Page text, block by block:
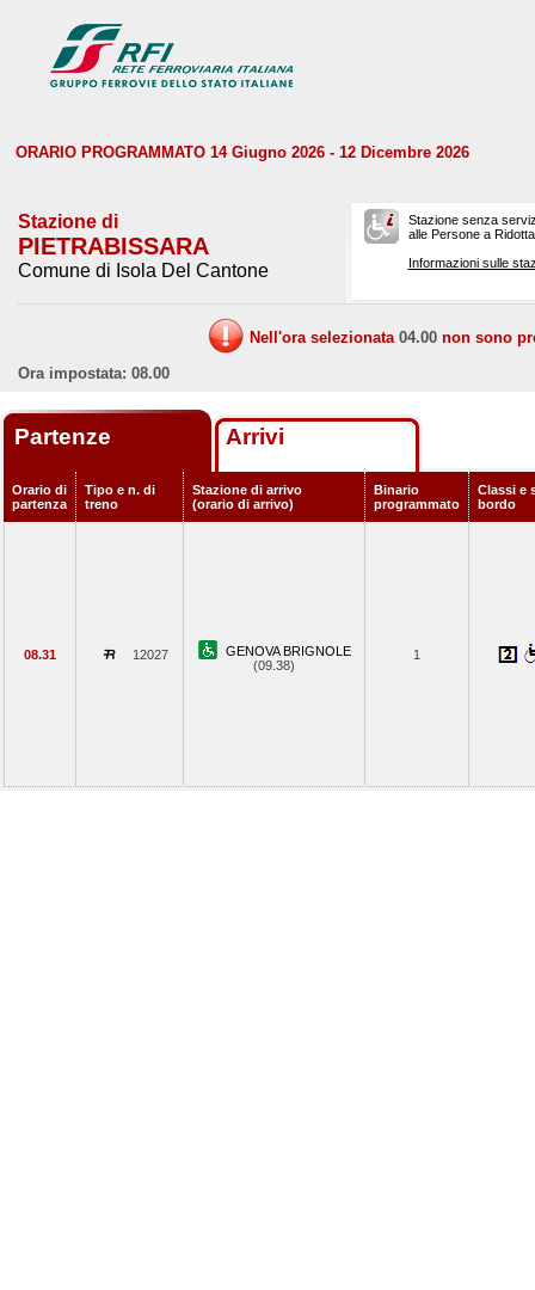
ORARIO PROGRAMMATO 14 Giugno 2026 - 12 Dicembre 2026
Stazione di
PIETRABISSARA
Comune di Isola Del Cantone
Stazione senza
alle Persone a
Informazioni sulle
Nell'ora selezionata 04.00 non sono
Ora impostata: 08.00
Partenze Arrivi
Orario di
partenza
Tipo e n. di
treno
Stazione di arrivo
(orario di arrivo)
Binario
programmato
Classi e
bordo
08.31 12027
GENOVA BRIGNOLE
(09.38)
1